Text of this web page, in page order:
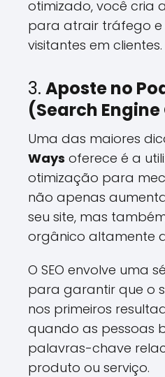
otimizado, você cria
para atrair tráfego e
visitantes em clientes.
3. Aposte no
(Search
Uma das maiores
Ways oferece é a
otimização para
não apenas
seu site, mas
orgânico altamente
O SEO envolve uma
para garantir que o
nos primeiros
quando as pessoas
palavras-chave
produto ou serviço.